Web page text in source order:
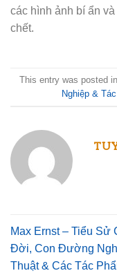
các hình ảnh bí ẩn
chết.
This entry was posted in
Nghiệp &
Max Ernst – Tiểu Sử
Đời, Con Đường
Thuật & Các Tác